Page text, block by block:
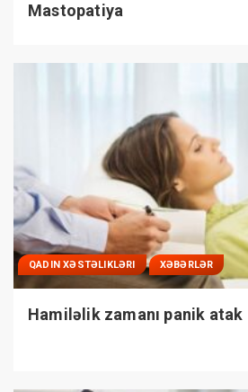
Mastopatiya
QADIN XƏSTƏLIKLƏRI XƏBƏRLƏR
Hamiləlik zamanı panik atak